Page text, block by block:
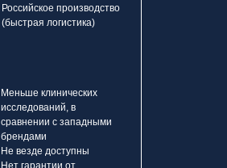
Российское производство
(быстрая логистика)
Меньше клинических
исследований, в
сравнении с западными
брендами
Не везде доступны
Нет гарантии от